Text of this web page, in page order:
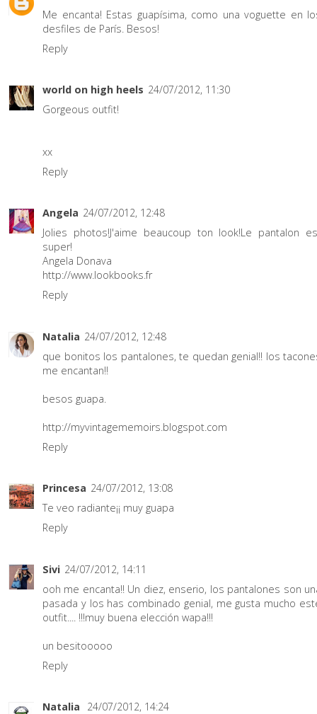
Me encanta! Estas guapísima, como una voguette en
desfiles de París. Besos!
Reply
world on high heels 24/07/2012, 11:30
Gorgeous outfit!
xx
Reply
Angela 24/07/2012, 12:48
Jolies photos!J'aime beaucoup ton look!Le pantalon
super!
Angela Donava
http://www.lookbooks.fr
Reply
Natalia 24/07/2012, 12:48
que bonitos los pantalones, te quedan genial!! los
me encantan!!
besos guapa.
http://myvintagememoirs.blogspot.com
Reply
Princesa 24/07/2012, 13:08
Te veo radiante¡¡ muy guapa
Reply
Sivi 24/07/2012, 14:11
ooh me encanta!! Un diez, enserio, los pantalones son
pasada y los has combinado genial, me gusta mucho
outfit.... !!!muy buena elección wapa!!!
un besitooooo
Reply
Natalia
24/07/2012, 14:24